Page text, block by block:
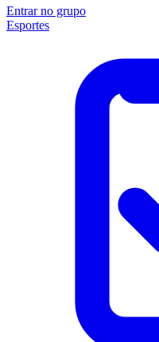
Entrar no grupo
Esportes